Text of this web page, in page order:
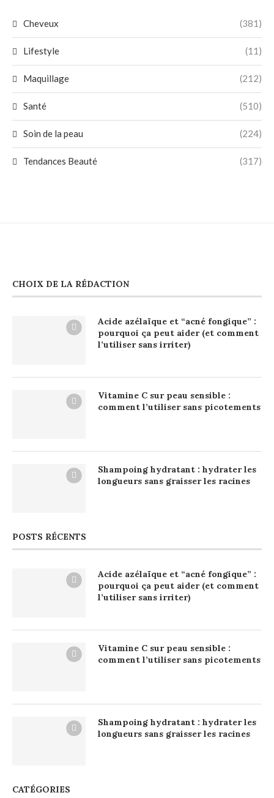
Cheveux (381)
Lifestyle (11)
Maquillage (212)
Santé (510)
Soin de la peau (224)
Tendances Beauté (317)
CHOIX DE LA RÉDACTION
Acide azélaïque et “acné fongique” :
pourquoi ça peut aider (et comment
l’utiliser sans irriter)
Vitamine C sur peau sensible :
comment l’utiliser sans picotements
Shampoing hydratant : hydrater les
longueurs sans graisser les racines
POSTS RÉCENTS
Acide azélaïque et “acné fongique” :
pourquoi ça peut aider (et comment
l’utiliser sans irriter)
Vitamine C sur peau sensible :
comment l’utiliser sans picotements
Shampoing hydratant : hydrater les
longueurs sans graisser les racines
CATÉGORIES